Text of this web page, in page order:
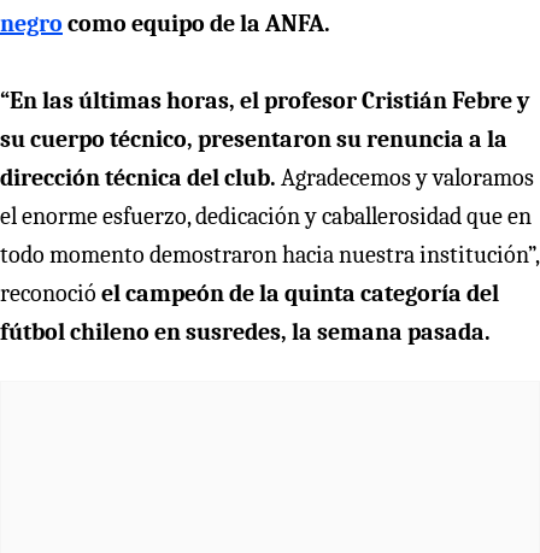
negro como equipo de la ANFA.
“En las últimas horas, el profesor Cristián Febre y
su cuerpo técnico, presentaron su renuncia a la
dirección técnica del club. Agradecemos y valoramos
el enorme esfuerzo, dedicación y caballerosidad que en
todo momento demostraron hacia nuestra institución”,
reconoció el campeón de la quinta categoría del
fútbol chileno en susredes, la semana pasada.